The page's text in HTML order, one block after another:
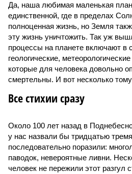
Да, наша любимая маленькая
единственной, где в пределах
полноценная жизнь, но Земля
эту жизнь уничтожить. Так уж
процессы на планете включают в
геологические,
которые для человека довольно
смертельны. И вот несколько
Все стихии сразу
Около 100 лет назад в
у нас назвали бы тридцатью
последовательно поразили:
паводок, невероятные ливни.
человек не пережили этот разгул